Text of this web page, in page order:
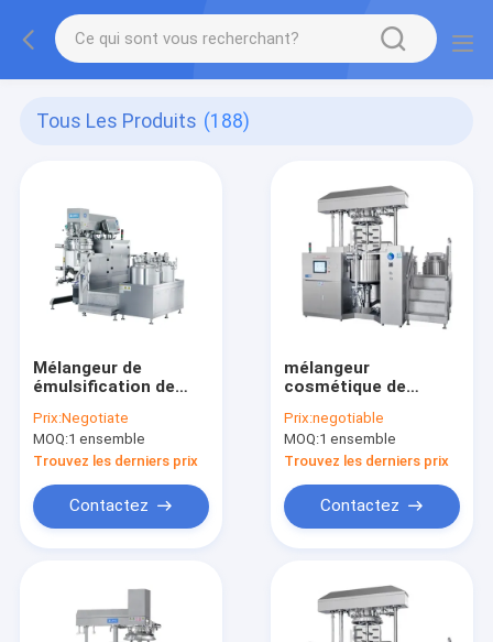
Tous Les Produits (188)
Mélangeur de
émulsification de
pâte de lotion avec le
chauffage de
homogénisateur
Prix:Negotiate
MOQ:1 ensemble
Trouvez les derniers prix
Contactez
mélangeur
cosmétique de
avec le
homogénisateur
3600 t/mn SUS304
Prix:negotiable
MOQ:1 ensemble
Trouvez les derniers prix
Contactez